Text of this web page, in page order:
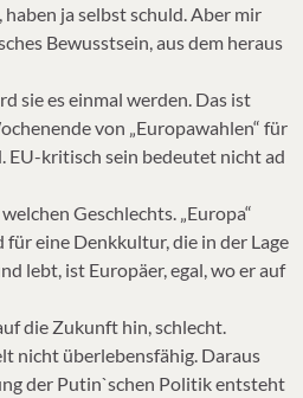
ja selbst schuld. Aber mir
Bewusstsein, aus dem heraus
sie es einmal werden. Das ist
von „Europawahlen“ für
EU-kritisch sein bedeutet nicht ad
Geschlechts. „Europa“
eine Denkkultur, die in der Lage
lebt, ist Europäer, egal, wo er auf
die Zukunft hin, schlecht.
nicht überlebensfähig. Daraus
der Putin`schen Politik entsteht